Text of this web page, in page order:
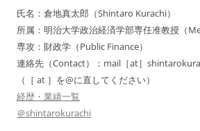
シ
ョ
ン
氏名：倉地真太郎（Shintaro Kurachi）
所属：明治大学政治経済学部専任准教授（
専攻：財政学（Public Finance）
連絡先（Contact）：mail［at］
（［ at ］を@に直してください）
経歴・業績一覧
＠shintarokurachi